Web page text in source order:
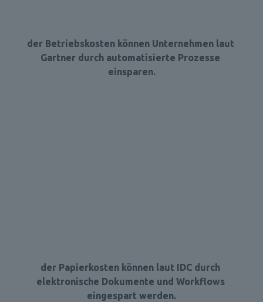
der Betriebskosten können Unternehmen laut
Gartner durch automatisierte Prozesse
einsparen.
der Papierkosten können laut IDC durch
elektronische Dokumente und Workflows
eingespart werden.